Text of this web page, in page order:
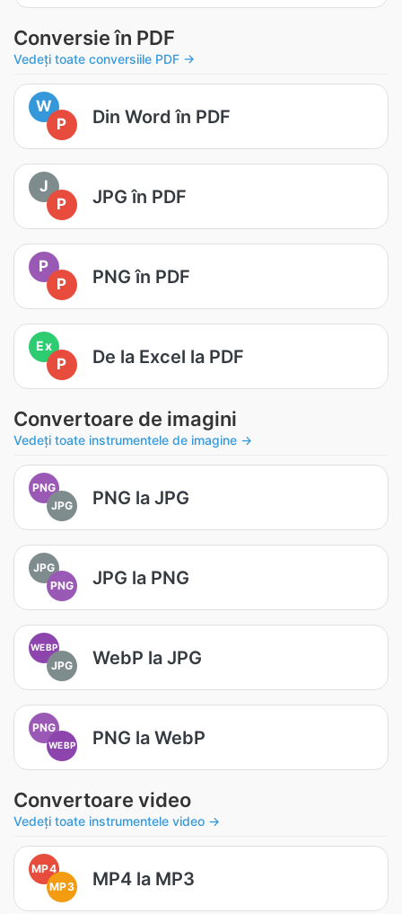
Conversie în PDF
Vedeți toate conversiile PDF →
W
P
Din Word în PDF
J
P
JPG în PDF
P
P
PNG în PDF
Ex
P De la Excel la PDF
Convertoare de imagini
Vedeți toate instrumentele de imagine →
PNG
JPG
PNG la JPG
JPG
PNG
JPG la PNG
WEBP
JPG WebP la JPG
PNG
WEBP PNG la WebP
Convertoare video
Vedeți toate instrumentele video →
MP4
MP3
MP4 la MP3